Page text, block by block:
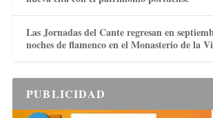
Las Jornadas del Cante regresan en
noches de flamenco en el Monasterio de la
PUBLICIDAD